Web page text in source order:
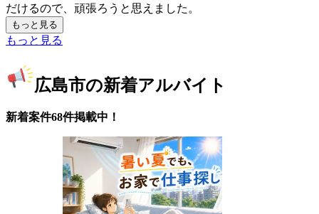
だけるので、頑張ろうと思えました。
もっと見る
もっと見る
広島市の新着アルバイト
新着案件68件掲載中！